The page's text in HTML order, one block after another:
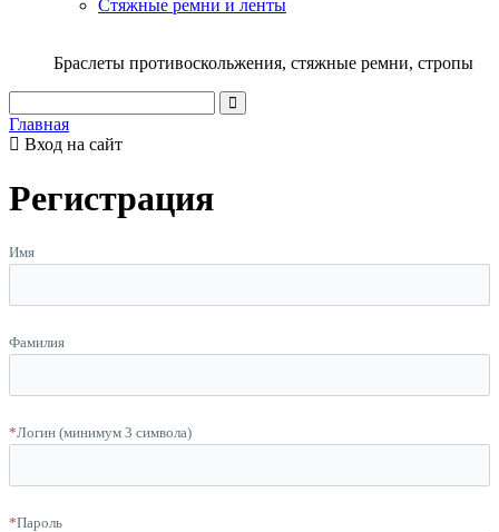
Стяжныe ремни и ленты
Браслеты противоскольжения, стяжные ремни, стропы
Главная
Вход на сайт
Регистрация
Имя
Фамилия
*Логин (минимум 3 символа)
*Пароль